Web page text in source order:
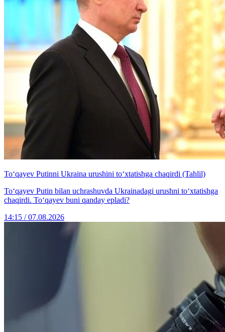
To‘qayev Putinni Ukraina urushini to‘xtatishga chaqirdi (Tahlil)
To‘qayev Putin bilan uchrashuvda Ukrainadagi urushni to‘xtatishga
chaqirdi. To‘qayev buni qanday epladi?
14:15 / 07.08.2026